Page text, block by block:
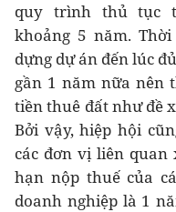
quy trình thủ tục
khoảng 5 năm.
dựng dự án đến lúc
gần 1 năm nữa nên
tiền thuê đất như đề
Bởi vậy, hiệp hội
các đơn vị liên quan
hạn nộp thuế của
doanh nghiệp là 1